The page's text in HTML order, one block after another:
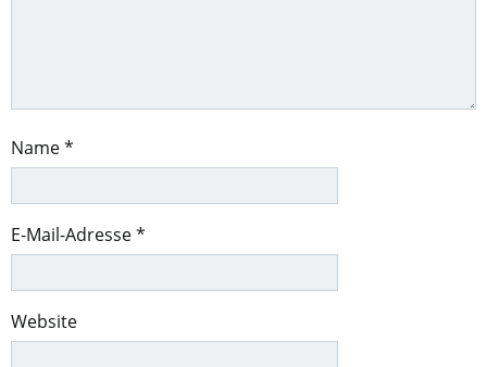
Name*
E-Mail-Adresse*
Website